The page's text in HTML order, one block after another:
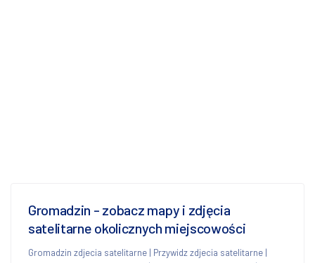
Gromadzin - zobacz mapy i zdjęcia
satelitarne okolicznych miejscowości
Gromadzin zdjecia satelitarne | Przywidz zdjecia satelitarne |